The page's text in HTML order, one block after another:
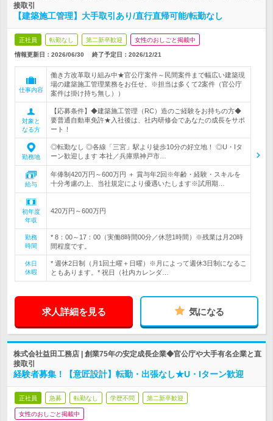
接取引
【建築施工管理】大手取引あり/直行直帰可能/転勤なし
正社員 転勤なし 第二新卒歓迎 女性のおしごと掲載中
情報更新日：2026/06/30 終了予定日： 2026/12/21
仕事内容
働き方改革取り組み中★官公庁案件～民間案件まで幅広い建築現
場の建築施工管理業務をお任せ。※担当は多くて2案件（官公庁
案件は掛け持ち無し））
対象と
なる方
【応募条件】◆建築施工管理（RC）造のご経験をお持ちの方◆
要普通自動車免許★入社後は、社内研修会であなたの成長をサポ
ート！
勤務地
◎転勤なし ◎各線「三宮」駅より徒歩10分の好立地！ ◎U・Iタ
ーン歓迎します 本社／兵庫県神戸市…
給与
年俸制420万円～600万円 ＋ 賞与年2回※年齢・経験・スキルを
十分考慮の上、当社規定により優遇いたします※試用期…
初年度
年収
420万円～600万円
勤務
時間
* 8：00～17：00（実働8時間00分／休憩1時間）※残業は月20時
間程度です。
休日
休暇
* 週休2日制（月1回土曜＋日曜）※月によって週休3日制になるこ
ともあります。* 祝日（社内カレンダ…
求人詳細を見る 気になる
株式会社益田工務店 | 創業75年の安定成長企業◆官公庁や大手有名企業と直
接取引
経験者募集！【意匠設計】転勤・出張なし★U・Iターン歓迎
正社員 急募 転勤なし 学歴不問 第二新卒歓迎
女性のおしごと掲載中